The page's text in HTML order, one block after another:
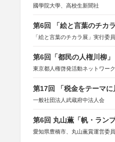
國學院大學、高校生新聞社
第6回 「絵と言葉のチカラ
「絵と言葉のチカラ展」実行委
第6回「都民の人権川柳」
東京都人権啓発活動ネットワー
第17回 「税金をテーマに
一般社団法人武蔵府中法人会
第6回 丸山薫「帆・ラン
愛知県豊橋市、丸山薫賞運営委